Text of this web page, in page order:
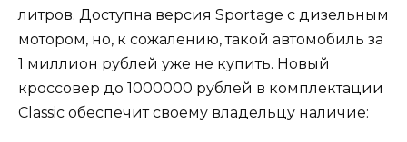
литров. Доступна версия Sportage с дизельным
мотором, но, к сожалению, такой автомобиль за
1 миллион рублей уже не купить. Новый
кроссовер до 1000000 рублей в комплектации
Classic обеспечит своему владельцу наличие: